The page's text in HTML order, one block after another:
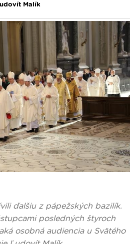
Malík
ďalšiu z pápežských bazilík.
posledných štyroch
osobná audiencia u Svätého